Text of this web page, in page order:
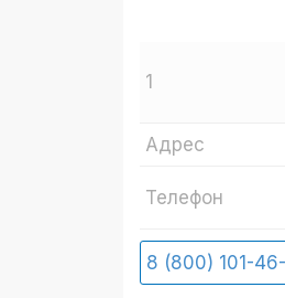
1
Адрес
Телефон
8 (800) 101-